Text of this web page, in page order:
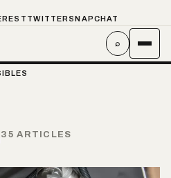
TWITTER SNAPCHAT
⌕
35 ARTICLES